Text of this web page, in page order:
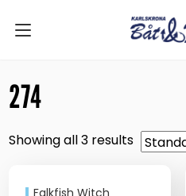
274
Showing all 3 results
Falkfish Witch